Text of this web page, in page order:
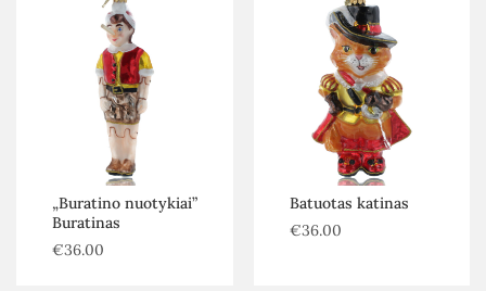
„Buratino nuotykiai”
Buratinas
€36.00
Batuotas katinas
€36.00